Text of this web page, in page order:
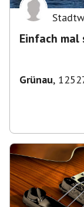
Einfach mal
Grünau,